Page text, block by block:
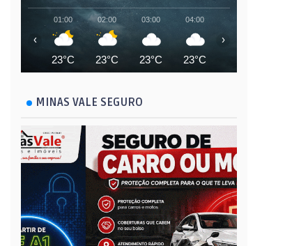
01:00
23°C
02:00
23°C
03:00
23°C
04:00
23°C
‹ ›
MINAS VALE SEGURO